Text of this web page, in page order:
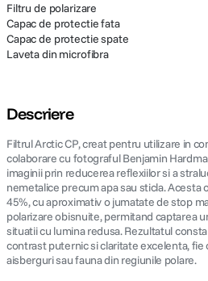
Filtru de polarizare
Capac de protectie fata
Capac de protectie spate
Laveta din microfibra
Descriere
Filtrul Arctic CP, creat pentru utilizare in
colaborare cu fotograful Benjamin
imaginii prin reducerea reflexiilor si a
nemetalice precum apa sau sticla. Acesta
45%, cu aproximativ o jumatate de stop
polarizare obisnuite, permitand captarea
situatii cu lumina redusa. Rezultatul
contrast puternic si claritate excelenta, fie
aisberguri sau fauna din regiunile polare.